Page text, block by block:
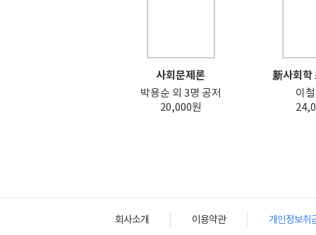
사회문제론
박용순 외 3명 공저
20,000원
新사회
이
회사소개 이용약관 개인정보취